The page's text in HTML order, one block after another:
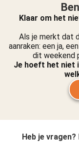
Klaar om het
Als je merkt dat
aanraken: een ja,
dit weekend
Je hoeft het niet
Heb je vragen?